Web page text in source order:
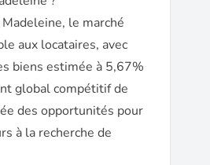
le marché
aux locataires, avec
biens estimée à 5,67%
global compétitif de
des opportunités pour
à la recherche de